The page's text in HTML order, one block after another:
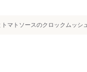
マトソースのクロックムッシ